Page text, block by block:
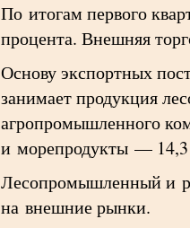
По итогам первого
процента. Внешняя
Основу экспортных
занимает продукция
агропромышленного
и морепродукты — 14,3
Лесопромышленный и
на внешние рынки.